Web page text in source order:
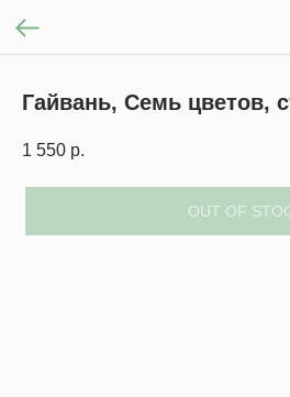
Гайвань, Семь цветов,
1 550 р.
OUT OF